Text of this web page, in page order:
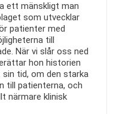
ett mänskligt man
som utvecklar
patienter med
till
När vi slår oss ned
hon historien
tid, om den starka
till patienterna, och
närmare klinisk